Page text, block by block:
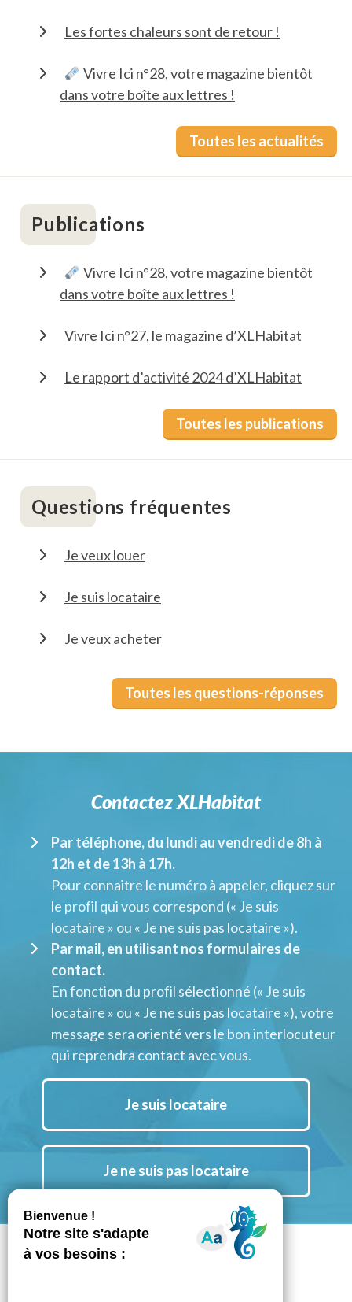
Les fortes chaleurs sont de retour !
Vivre Ici n°28, votre magazine bientôt
dans votre boîte aux lettres !
Toutes les actualités
Publications
Vivre Ici n°28, votre magazine bientôt
dans votre boîte aux lettres !
Vivre Ici n°27, le magazine d’XLHabitat
Le rapport d’activité 2024 d’XLHabitat
Toutes les publications
Questions fréquentes
Je veux louer
Je suis locataire
Je veux acheter
Toutes les questions-réponses
Contactez XLHabitat
Par téléphone, du lundi au vendredi de 8h à
12h et de 13h à 17h.
Pour connaitre le numéro à appeler, cliquez sur
le profil qui vous correspond (« Je suis
locataire » ou « Je ne suis pas locataire »).
Par mail, en utilisant nos formulaires de
contact.
En fonction du profil sélectionné (« Je suis
locataire » ou « Je ne suis pas locataire »), votre
message sera orienté vers le bon interlocuteur
qui reprendra contact avec vous.
Je suis locataire
Je ne suis pas locataire